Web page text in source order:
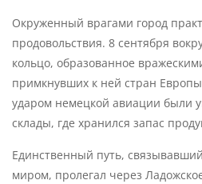
мемориальная доска в
Исаакиевский собор
На его колоннах до сих пор
снарядов — немые
На Исаакиевской площади вы
блокады здесь, как и во
жители разбивали огороды и
Окруженный врагами город
продовольствия. 8 сентября
кольцо, образованное
примкнувших к ней стран
ударом немецкой авиации были
склады, где хранился запас
Единственный путь,
миром, пролегал через